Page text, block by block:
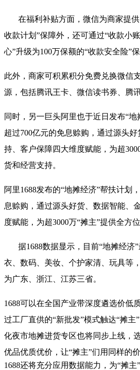
在福利补贴方面，微信为商家提供
收款计划”保障外，还可通过“收款小
心”升级为100万保额的“收款安全险”保
此外，商家可积累积分免费兑换微信
源，包括腾讯王卡、微信读书券、腾
同时，另一巨头阿里也于近日发布“
超过700亿元的免息赊购，通过源头
持、客户保障四大维度赋能，为超
货和经营支持。
阿里1688发布的“地摊经济”帮扶计划
息赊购，通过源头好货、数据智能、
度赋能，为超3000万“摊主”提供全方
据1688数据显示，目前“地摊经济”
衣、数码、美妆、个护家清、玩具等
为广东、浙江、江苏三省。
1688可以在全国产业带深度遴选价低
过工厂直供的“新批发”模式触达“摊
化夜市地摊进货专区也将同步上线，
优品优质优价，让“摊主”们用同样的
1688还将充分应用数据能力，为“摊